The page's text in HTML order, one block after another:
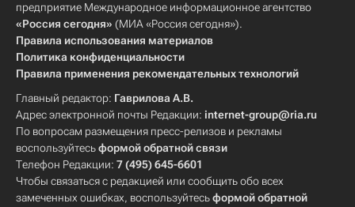
предприятие Международное информационное агентство
«Россия сегодня» (МИА «Россия сегодня»).
Правила использования материалов
Политика конфиденциальности
Правила применения рекомендательных технологий
Главный редактор: Гаврилова А.В.
Адрес электронной почты Редакции: internet-group@ria.ru
По вопросам размещения пресс-релизов и рекламы
воспользуйтесьформой обратной связи
Телефон Редакции: 7 (495) 645-6601
Чтобы связаться с редакцией или сообщить обо всех
замеченных ошибках, воспользуйтесьформой обратной